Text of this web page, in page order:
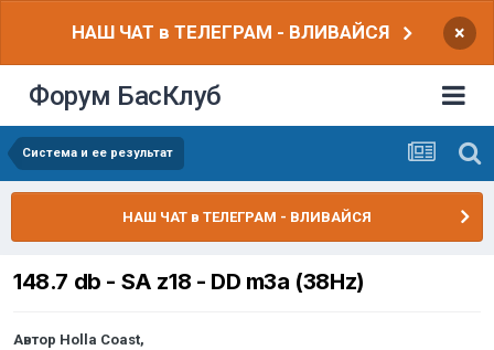
НАШ ЧАТ в ТЕЛЕГРАМ - ВЛИВАЙСЯ ×
Форум БасКлуб
Система и ее результат
НАШ ЧАТ в ТЕЛЕГРАМ - ВЛИВАЙСЯ
148.7 db - SA z18 - DD m3a (38Hz)
Автор Holla Coast,